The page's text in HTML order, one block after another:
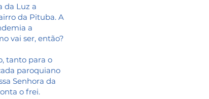
da Luz a
da Pituba. A
a
vai ser, então?
tanto para o
paroquiano
Senhora da
o frei.